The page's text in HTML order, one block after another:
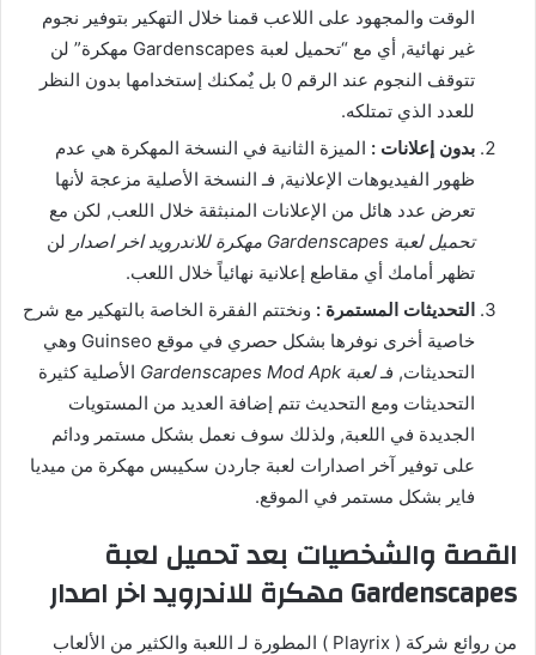
الوقت والمجهود على اللاعب قمنا خلال التهكير بتوفير نجوم
غير نهائية, أي مع “تحميل لعبة Gardenscapes مهكرة” لن
تتوقف النجوم عند الرقم 0 بل يٌمكنك إستخدامها بدون النظر
للعدد الذي تمتلكه.
بدون إعلانات : الميزة الثانية في النسخة المهكرة هي عدم
ظهور الفيديوهات الإعلانية, فـ النسخة الأصلية مزعجة لأنها
تعرض عدد هائل من الإعلانات المنبثقة خلال اللعب, لكن مع
تحميل لعبة Gardenscapes مهكرة للاندرويد اخر اصدار
لن
تظهر أمامك أي مقاطع إعلانية نهائياً خلال اللعب.
التحديثات المستمرة : ونختتم الفقرة الخاصة بالتهكير مع شرح
خاصية أخرى نوفرها بشكل حصري في موقع Guinseo وهي
التحديثات, فـلعبة Gardenscapes Mod Apk
الأصلية كثيرة
التحديثات ومع التحديث تتم إضافة العديد من المستويات
الجديدة في اللعبة, ولذلك سوف نعمل بشكل مستمر ودائم
على توفير آخر اصدارات لعبة جاردن سكيبس مهكرة من ميديا
فاير بشكل مستمر في الموقع.
القصة والشخصيات بعد تحميل لعبة
Gardenscapes مهكرة للاندرويد اخر اصدار
من روائع شركة ( Playrix ) المطورة لـ اللعبة والكثير من الألعاب